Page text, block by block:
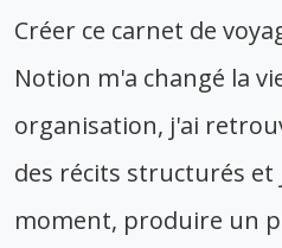
Créer ce carnet de
Notion m'a changé la
organisation, j'ai
des récits structurés et
moment, produire un